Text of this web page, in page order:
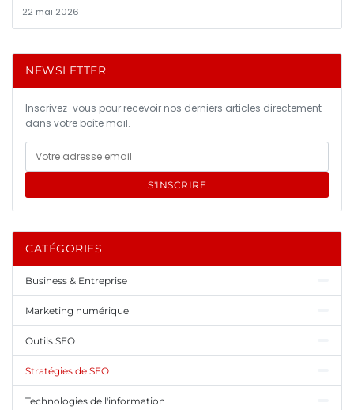
22 mai 2026
NEWSLETTER
Inscrivez-vous pour recevoir nos derniers articles directement
dans votre boîte mail.
S'INSCRIRE
CATÉGORIES
Business & Entreprise
Marketing numérique
Outils SEO
Stratégies de SEO
Technologies de l'information